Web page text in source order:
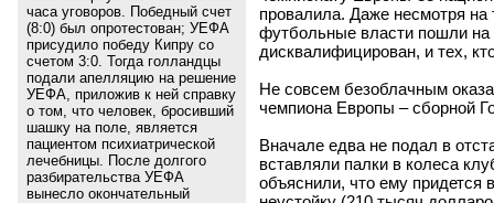
часа уговоров. Победный счет
(8:0) был опротестован; УЕФА
присудило победу Кипру со
счетом 3:0. Тогда голландцы
подали апелляцию на решение
УЕФА, приложив к ней справку
о том, что человек, бросивший
шашку на поле, является
пациентом психиатрической
лечебницы. После долгого
разбирательства УЕФА
вынесло окончательный
провалила. Даже несмотря на
футбольные власти пошли
дисквалифицирован, и тех,
Не совсем безоблачным
чемпиона Европы – сборной
Вначале едва не подал в
вставляли палки в колеса
объяснили, что ему придется